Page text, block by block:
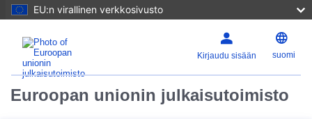
EU:n virallinen verkkosivusto
Kirjaudu sisään suomi
Euroopan unionin julkaisutoimisto